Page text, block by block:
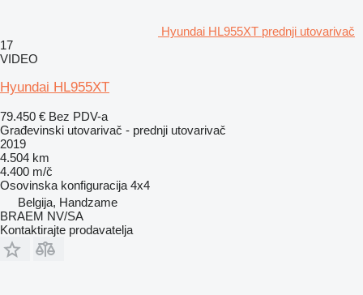
Hyundai HL955XT prednji utovarivač
17
VIDEO
Hyundai HL955XT
79.450 € Bez PDV-a
Građevinski utovarivač - prednji utovarivač
2019
4.504 km
4.400 m/č
Osovinska konfiguracija 4x4
Belgija, Handzame
BRAEM NV/SA
Kontaktirajte prodavatelja